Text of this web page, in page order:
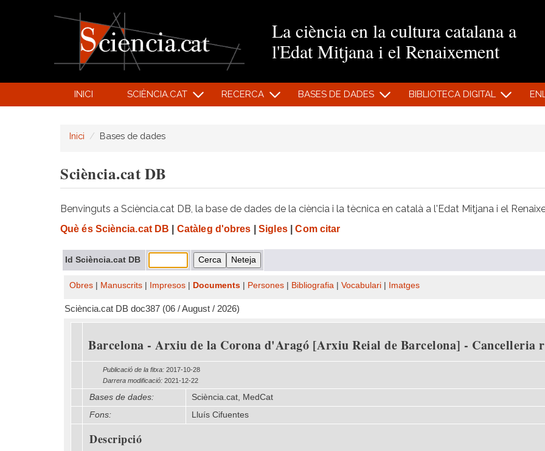
La ciència en la cultura catalana a
l'Edat Mitjana i el Renaixement
INICI SCIÈNCIA.CAT RECERCA BASES DE DADES BIBLIOTECA DIGITAL
Inici Bases de dades
Sciència.cat DB
Benvinguts a Sciència.cat DB, la base de dades de la ciència i la tècnica en català a l'Edat Mitjana i el
Què és Sciència.cat DB Catàleg d'obres Sigles| Com citar
Id Sciència.cat DB
Obres Manuscrits Impresos Documents Persones Bibliografia Vocabulari Imatges
Sciència.cat DB doc387 (06 / August / 2026)
Barcelona - Arxiu de la Corona d'Aragó [Arxiu Reial de Barcelona] - Cancelleria
Publicació de la fitxa: 2017-10-28
Darrera modificació: 2021-12-22
Bases de dades:
Sciència.cat, MedCat
Fons:
Lluís Cifuentes
Descripció